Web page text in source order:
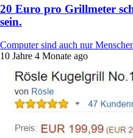
20 Euro pro Grillmeter
sein.
Computer sind auch nur
10 Jahre 4 Monate ago